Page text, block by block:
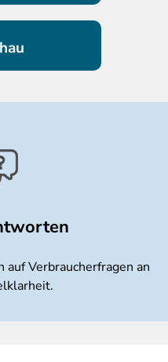
Verbraucherfragen an